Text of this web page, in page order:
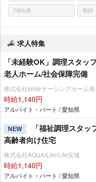
CM出演 歌詞
求人特集
「未経験OK」調理スタッ
老人ホーム/社会保障完備
株式会社smis/ナーシングホーム
時給1,140円
アルバイト・パート / 愛知県
NEW
「福祉調理スタ
高齢者向け住宅
株式会社AQUA/LienLife安城
時給1,140円
アルバイト・パート / 愛知県